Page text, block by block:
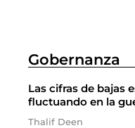
Gobernanza
Las cifras de bajas
fluctuando en la
Thalif Deen